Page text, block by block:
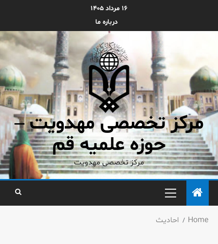
۱۶ مرداد ۱۴۰۵
درباره ما
مرکز تخصصی مهدویت –
حوزه علمیه قم
مرکز تخصصی مهدویت
Home احادیث